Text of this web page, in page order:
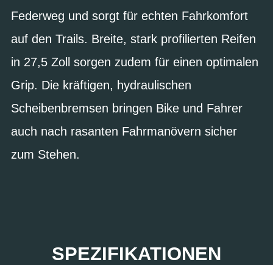
Federweg und sorgt für echten Fahrkomfort
auf den Trails. Breite, stark profilierten Reifen
in 27,5 Zoll sorgen zudem für einen optimalen
Grip. Die kräftigen, hydraulischen
Scheibenbremsen bringen Bike und Fahrer
auch nach rasanten Fahrmanövern sicher
zum Stehen.
SPEZIFIKATIONEN